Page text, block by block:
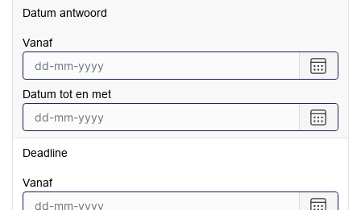
Datum antwoord
vanaf
een
vanaf
Datum tot en met
een
met
Deadline
vanaf